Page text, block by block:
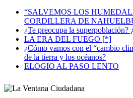
“SALVEMOS LOS
CORDILLERA DE
¿Te preocupa la superpoblación?
LA ERA DEL FUEGO [*]
¿Cómo vamos con el “cambio
de la tierra y los océanos?
ELOGIO AL PASO LENTO